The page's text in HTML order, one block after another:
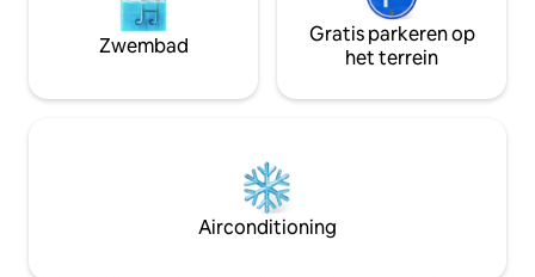
Zwembad
Gratis parkeren op
het terrein
Airconditioning